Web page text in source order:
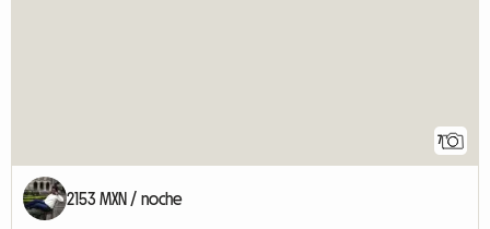
7
2153 MXN / noche